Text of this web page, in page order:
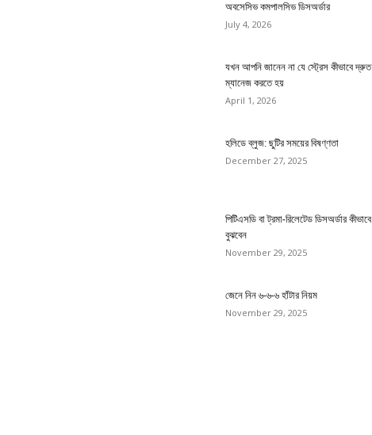
অবসেসিভ কমপালসিভ ডিসঅর্ডার
July 4, 2026
যখন আপনি জানেন না যে স্ট্রেস কীভাবে দ্রুত
ম্যানেজ করতে হয়
April 1, 2026
হলিডে ব্লুজ: ছুটির সময়ের বিষণ্ণতা
December 27, 2025
পিটিএসডি বা ট্রমা-রিলেটেড ডিসঅর্ডার কীভাবে
বুঝবেন
November 29, 2025
জেনে নিন ৬-৬-৬ হাঁটার নিয়ম
November 29, 2025